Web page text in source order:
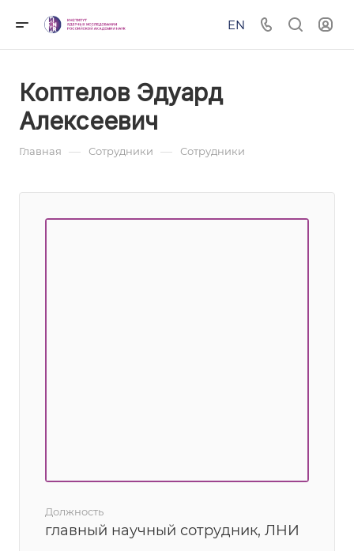
EN
Коптелов Эдуард
Алексеевич
Главная — Сотрудники — Сотрудники
Должность
главный научный сотрудник, ЛНИ